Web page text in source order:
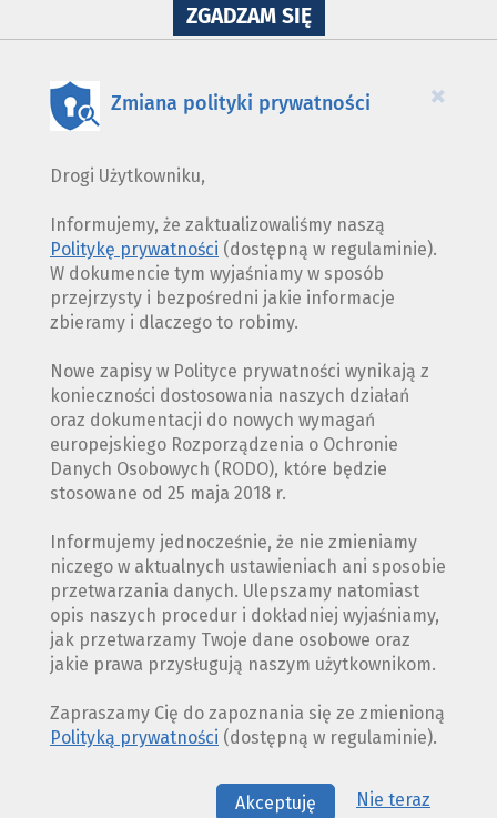
ZGADZAM SIĘNA
WYKORZYSTANIE
×
Zmiana polityki prywatności
Drogi Użytkowniku,
Informujemy, że zaktualizowaliśmy naszą
Politykę prywatności (dostępną w regulaminie).
W dokumencie tym wyjaśniamy w sposób
przejrzysty i bezpośredni jakie informacje
zbieramy i dlaczego to robimy.
Nowe zapisy w Polityce prywatności wynikają z
konieczności dostosowania naszych działań
oraz dokumentacji do nowych wymagań
europejskiego Rozporządzenia o Ochronie
Danych Osobowych (RODO), które będzie
stosowane od 25 maja 2018 r.
Informujemy jednocześnie, że nie zmieniamy
niczego w aktualnych ustawieniach ani sposobie
przetwarzania danych. Ulepszamy natomiast
opis naszych procedur i dokładniej wyjaśniamy,
jak przetwarzamy Twoje dane osobowe oraz
jakie prawa przysługują naszym użytkownikom.
Zapraszamy Cię do zapoznania się ze zmienioną
Polityką prywatności (dostępną w regulaminie).
Akceptuję Nie teraz